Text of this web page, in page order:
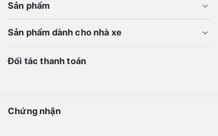
Sản phẩm
Sản phẩm dành cho nhà xe
Đối tác thanh toán
Chứng nhận